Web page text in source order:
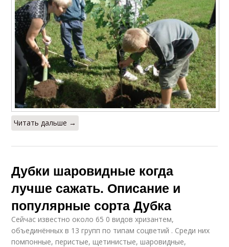
Читать дальше →
Дубки шаровидные когда
лучше сажать. Описание и
популярные сорта Дубка
Сейчас известно около 65 0 видов хризантем,
объединённых в 13 групп по типам соцветий . Среди них
помпонные, перистые, щетинистые, шаровидные,